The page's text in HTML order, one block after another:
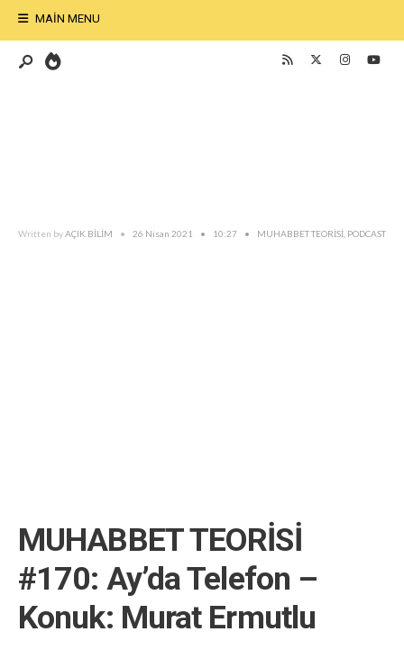
MAIN MENU
Written byAÇIK BİLİM • 26 Nisan 2021 • 10:27 • MUHABBET TEORİSİ PODCAST
MUHABBET TEORİSİ
#170: Ay’da Telefon –
Konuk: Murat Ermutlu